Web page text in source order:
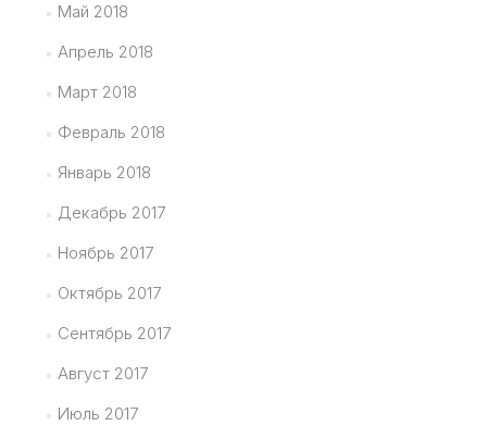
Май 2018
Апрель 2018
Март 2018
Февраль 2018
Январь 2018
Декабрь 2017
Ноябрь 2017
Октябрь 2017
Сентябрь 2017
Август 2017
Июль 2017